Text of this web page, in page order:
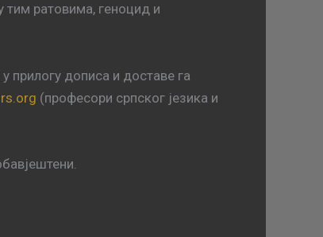
тим ратовима, геноцид и
прилогу дописа и доставе га
(професори српског језика и